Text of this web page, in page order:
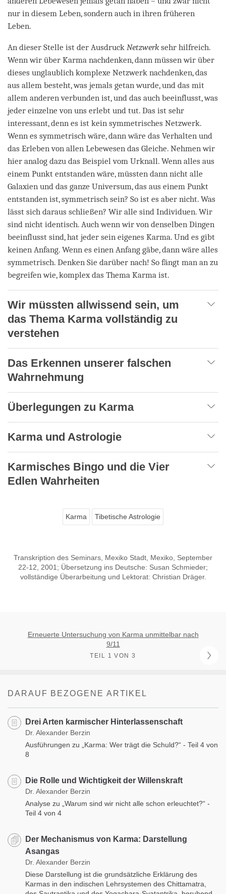
nur in diesem Leben, sondern auch in ihren früheren
Leben.
An dieser Stelle ist der Ausdruck Netzwerk sehr hilfreich.
Wenn wir über Karma nachdenken, dann müssen wir über
dieses unglaublich komplexe Netzwerk nachdenken, das
aus allem besteht, was jemals getan wurde, und das mit
allem anderen verbunden ist, und das auch beeinflusst, was
jeder einzelne von uns erlebt und tut. Das ist sehr
interessant, denn es ist kein symmetrisches Netzwerk.
Wenn es symmetrisch wäre, dann wäre das Verhalten und
das Erleben von allen Lebewesen das Gleiche. Nehmen wir
hier analog dazu das Beispiel vom Urknall. Wenn alles aus
einem Punkt entstanden wäre, müssten dann nicht alle
Galaxien und das ganze Universum, das aus einem Punkt
entstanden ist, symmetrisch sein? So ist es aber nicht. Was
lässt sich daraus schließen? Wir alle sind Individuen. Wir
sind nicht identisch. Auch wenn wir von denselben Dingen
beeinflusst sind, hat jeder sein eigenes Karma. Und es gibt
keinen Anfang. Wenn es einen Anfang gäbe, dann wäre alles
symmetrisch. Denken Sie darüber nach! So fängt man an zu
begreifen wie, komplex das Thema Karma ist.
Wir müssten allwissend sein, um
das Thema Karma vollständig zu
verstehen
Das Erkennen unserer falschen
Wahrnehmung
Überlegungen zu Karma
Karma und Astrologie
Karmisches Bingo und die Vier
Edlen Wahrheiten
Karma Tibetische Astrologie
Transkription des Seminars, Mexiko Stadt, Mexiko, September
22-12, 2001; Übersetzung ins Deutsche: Susan Schmieder;
vollständige Überarbeitung und Lektorat: Christian Dräger.
Erneuerte Untersuchung von Karma unmittelbar nach
9/11
TEIL 1 VON 3
DARAUF BEZOGENE ARTIKEL
Drei Arten karmischer Hinterlassenschaft
Dr. Alexander Berzin
Ausführungen zu „Karma: Wer trägt die Schuld?“ - Teil 4 von
8
Die Rolle und Wichtigkeit der Willenskraft
Dr. Alexander Berzin
Analyse zu „Warum sind wir nicht alle schon erleuchtet?“ -
Teil 4 von 4
Der Mechanismus von Karma: Darstellung
Asangas
Dr. Alexander Berzin
Diese Darstellung ist die grundsätzliche Erklärung des
Karmas in den indischen Lehrsystemen des Chittamatra,